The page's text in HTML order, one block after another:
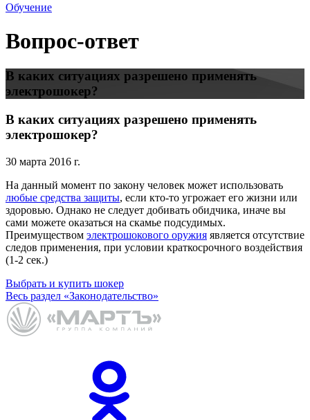
Обучение
Вопрос-ответ
В каких ситуациях разрешено применять
электрошокер?
В каких ситуациях разрешено применять
электрошокер?
30 марта 2016 г.
На данный момент по закону человек может использовать
любые средства защиты, если кто-то угрожает его жизни или
здоровью. Однако не следует добивать обидчика, иначе вы
сами можете оказаться на скамье подсудимых.
Преимуществом электрошокового оружия является отсутствие
следов применения, при условии краткосрочного воздействия
(1-2 сек.)
Выбрать и купить шокер
Весь раздел «Законодательство»